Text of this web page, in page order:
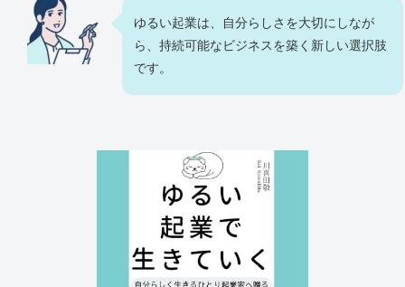
ゆるい起業は、自分らしさを大切にしなが
ら、持続可能なビジネスを築く新しい選択肢
です。